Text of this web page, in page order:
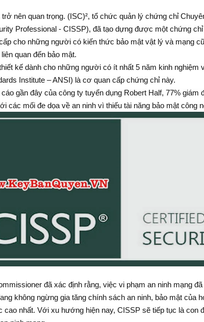
nên quan trọng. (ISC)², tổ chức quản lý chứng chỉ
Professional - CISSP), đã tạo dựng được một chứng
cho những người có kiến thức bảo mật vật lý và mạng
quan đến bảo mật.
kế dành cho những người có ít nhất 5 năm kinh nghiệm
Institute – ANSI) là cơ quan cấp chứng chỉ này.
gần đây của công ty tuyển dụng Robert Half, 77%
các mối đe dọa về an ninh vì thiếu tài năng bảo mật công
đã xác định rằng, việc vi phạm an ninh mạng
không ngừng gia tăng chính sách an ninh, bảo mật
cao nhất. Với xu hướng hiện nay, CISSP sẽ tiếp tục là